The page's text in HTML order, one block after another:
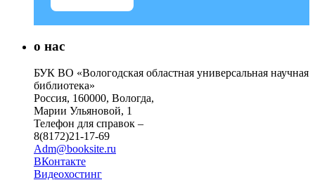
о нас
БУК ВО «Вологодская областная универсальная научная
библиотека»
Россия, 160000, Вологда,
Марии Ульяновой, 1
Телефон для справок –
8(8172)21-17-69
Adm@booksite.ru
ВКонтакте
Видеохостинг